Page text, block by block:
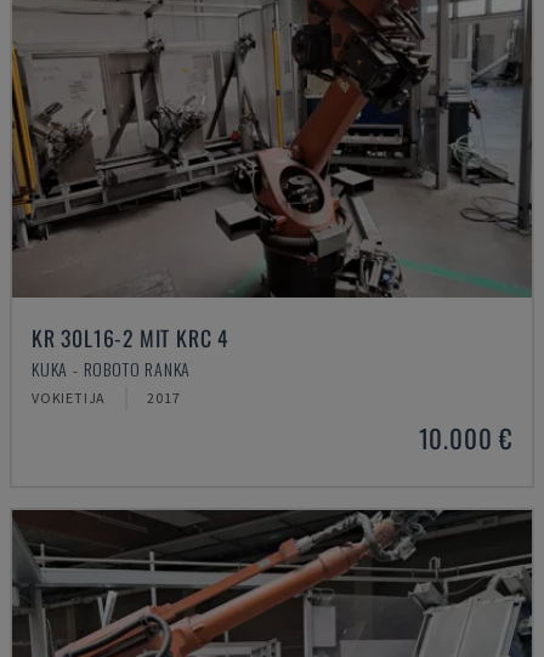
KR 30L16-2 MIT KRC 4
KUKA - ROBOTO RANKA
VOKIETIJA 2017
10.000 €